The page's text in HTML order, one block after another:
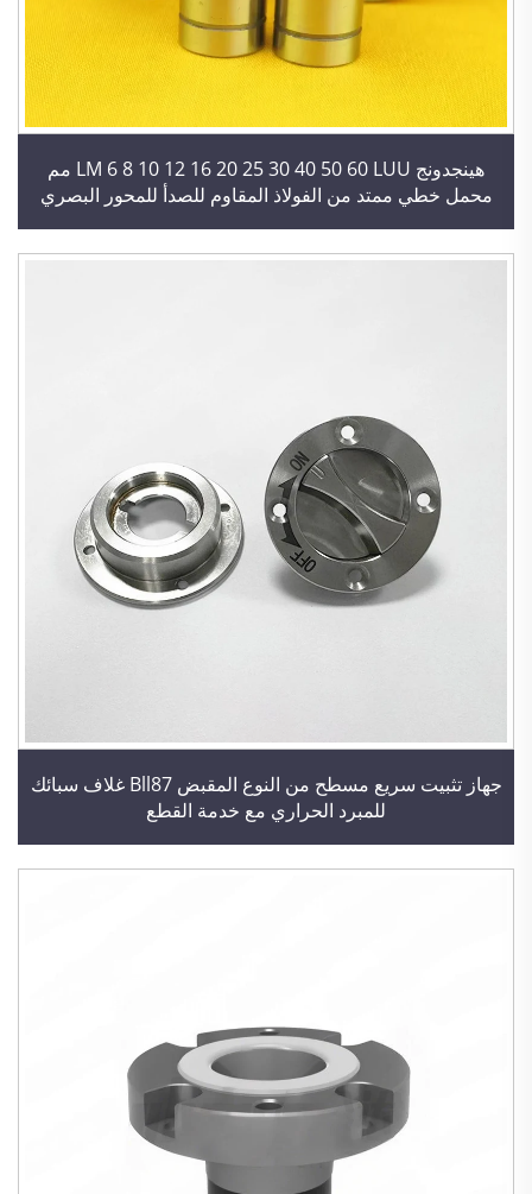
هينجدونج LM 6 8 10 12 16 20 25 30 40 50 60 LUU مم
محمل خطي ممتد من الفولاذ المقاوم للصدأ للمحور البصري
جهاز تثبيت سريع مسطح من النوع المقبض Bll87 غلاف سبائك
للمبرد الحراري مع خدمة القطع